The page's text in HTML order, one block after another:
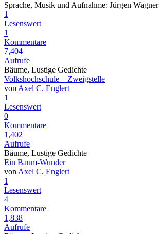
Sprache, Musik und Aufnahme: Jürgen Wagner
1
Lesenswert
1
Kommentare
7,404
Aufrufe
Bäume, Lustige Gedichte
Volkshochschule – Zweigstelle
von Axel C. Englert
1
Lesenswert
0
Kommentare
1,402
Aufrufe
Bäume, Lustige Gedichte
Ein Baum-Wunder
von Axel C. Englert
1
Lesenswert
4
Kommentare
1,838
Aufrufe